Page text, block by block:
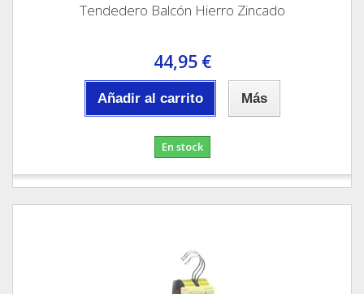
Tendedero Balcón Hierro Zincado
44,95 €
Añadir al carrito Más
En stock